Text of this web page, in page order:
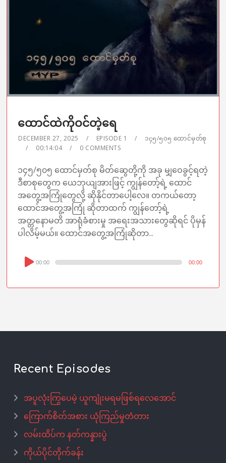
ထောင်ထဲကိုဝင်တဲ့ရေ
DECEMBER 27, 2025 EPISODE 1
၁၄၅/၅၀၅ ထောင်မှတ်စု
00:14:04
0 COMMENTS
၁၄၅/၅၀၅ ထောင်မှတ်စု မိတ်ဆွေတို့ကို အခု မျှဝေခွင့်ရတဲ့
ဒီစာစုတွေက ယေဘုယျအားဖြင့် ကျွန်တော့်ရဲ့ ထောင်
အတွေ့အကြုံတွေလို့ ဆိုနိုင်တာပေါ့လေ။ တကယ်တော့
ထောင်အတွေ့အကြုံ ဆိုတာထက် ကျွန်တော့်ရဲ့
အတ္တနောမတိ အာရုံခံစားမှု အရေးအသားတွေဆိုရင် ပိုမှန်
ပါလိမ့်မယ်။ ထောင်အတွေ့အကြုံဆိုတာ...
Audio
Player
00:00 00:00
Recent Episodes
အပူလုံးကြွပေမဲ့ ယူကျုံးမရမဖြစ်ရလေအောင်
ကြောက်စိတ်အစား ယုံကြည်မှုတံတား
လမ်းထိပ်က နတ်ကန္နားပွဲ
ကိုယ်ပိုင်တိုက်ခန်း